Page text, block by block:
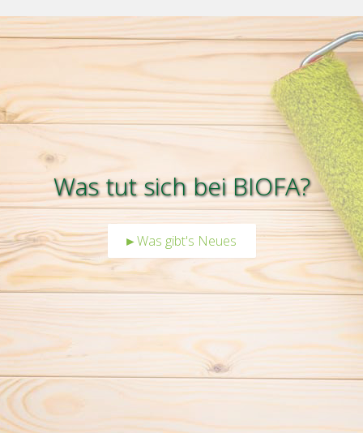
Was tut sich bei BIOFA?
►Was gibt's Neues